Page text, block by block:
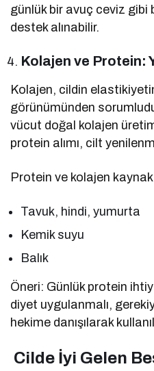
günlük bir avuç ceviz
destek alınabilir.
Kolajen ve Protein:
Kolajen, cildin
görünümünden
vücut doğal kolajen
protein alımı, cilt
Protein ve kolajen
Tavuk, hindi, yumurta
Kemik suyu
Balık
Öneri: Günlük protein
diyet uygulanmalı,
hekime danışılarak
Cilde İyi Gelen